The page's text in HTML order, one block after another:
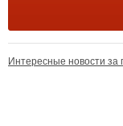
Интересные новости